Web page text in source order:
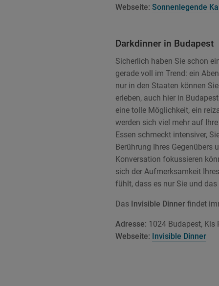
Webseite: Sonnenlegende
Darkdinner in Budapest
Sicherlich haben Sie schon
gerade voll im Trend: ein
nur in den Staaten können
erleben, auch hier in
eine tolle Möglichkeit, ein
werden sich viel mehr auf
Essen schmeckt intensiver,
Berührung Ihres Gegenübers
Konversation fokussieren
sich der Aufmerksamkeit
fühlt, dass es nur Sie und
Das Invisible Dinner findet
Adresse: 1024 Budapest, Kis
Webseite: Invisible Dinner